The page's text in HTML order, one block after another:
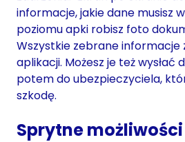
informacje, jakie dane musisz
poziomu apki robisz foto
Wszystkie zebrane informacje
aplikacji. Możesz je też wysłać
potem do ubezpieczyciela,
szkodę.
Sprytne możliwości